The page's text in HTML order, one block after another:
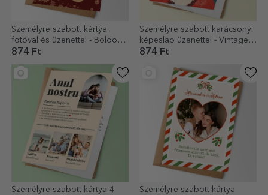
Személyre szabott kártya
fotóval és üzenettel - Boldog
karácsonyt!
874 Ft
Személyre szabott karácsonyi
képeslap üzenettel - Vintage
Mikulás
874 Ft
Személyre szabott kártya 4
Személyre szabott kártya